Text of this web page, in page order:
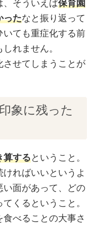
、そういえば保育園
ったなと振り返って
ても重症化する前
れません。
せてしまうことが
象に残った
算するということ。
ればいいというよ
い面があって、どの
くるということ。
べることの大事さ